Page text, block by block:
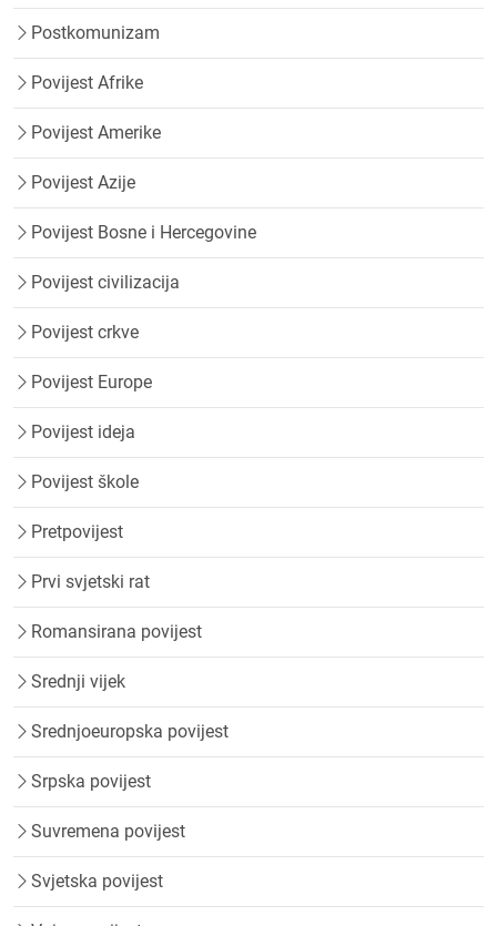
Postkomunizam
Povijest Afrike
Povijest Amerike
Povijest Azije
Povijest Bosne i Hercegovine
Povijest civilizacija
Povijest crkve
Povijest Europe
Povijest ideja
Povijest škole
Pretpovijest
Prvi svjetski rat
Romansirana povijest
Srednji vijek
Srednjoeuropska povijest
Srpska povijest
Suvremena povijest
Svjetska povijest